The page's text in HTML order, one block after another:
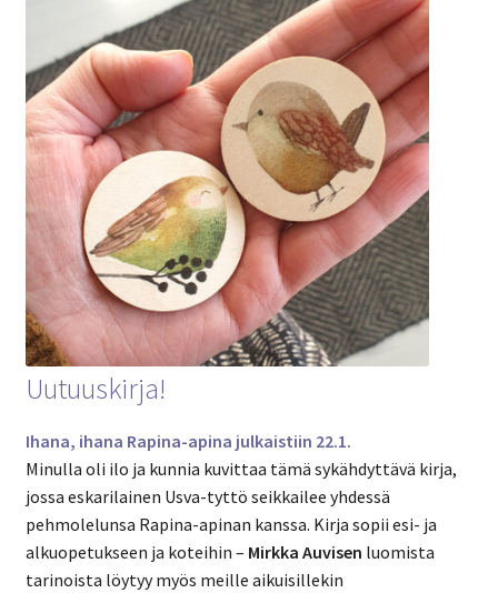
Uutuuskirja!
Ihana, ihana Rapina-apina julkaistiin 22.1.
Minulla oli ilo ja kunnia kuvittaa tämä sykähdyttävä kirja,
jossa eskarilainen Usva-tyttö seikkailee yhdessä
pehmolelunsa Rapina-apinan kanssa. Kirja sopii esi- ja
alkuopetukseen ja koteihin – Mirkka Auvisen luomista
tarinoista löytyy myös meille aikuisillekin